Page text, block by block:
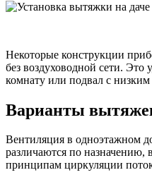
Некоторые конструкции
без воздуховодной сети. Это
комнату или подвал с
Варианты
Вентиляция в одноэтажном
различаются по назначению,
принципам циркуляции